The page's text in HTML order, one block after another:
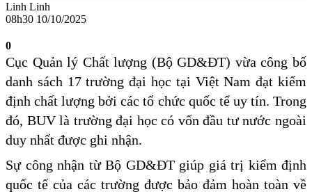
Linh Linh
08h30 10/10/2025
0
Cục Quản lý Chất lượng (Bộ GD&ĐT) vừa công bố
danh sách 17 trường đại học tại Việt Nam đạt kiểm
định chất lượng bởi các tổ chức quốc tế uy tín. Trong
đó, BUV là trường đại học có vốn đầu tư nước ngoài
duy nhất được ghi nhận.
Sự công nhận từ Bộ GD&ĐT giúp giá trị kiểm định
quốc tế của các trường được bảo đảm hoàn toàn về